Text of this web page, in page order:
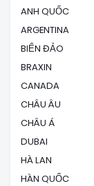
ANH QUỐC
ARGENTINA
BIỂN ĐẢO
BRAXIN
CANADA
CHÂU ÂU
CHÂU Á
DUBAI
HÀ LAN
HÀN QUỐC